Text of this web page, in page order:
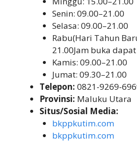
Senin: 09.00–21.00
Selasa: 09.00–21.00
Rabu(Hari Tahun
21.00Jam buka
Kamis: 09.00–21.00
Jumat: 09.30–21.00
Telepon: 0821-9269-
Provinsi: Maluku Utara
Situs/Sosial Media:
bkppkutim.com
bkppkutim.com